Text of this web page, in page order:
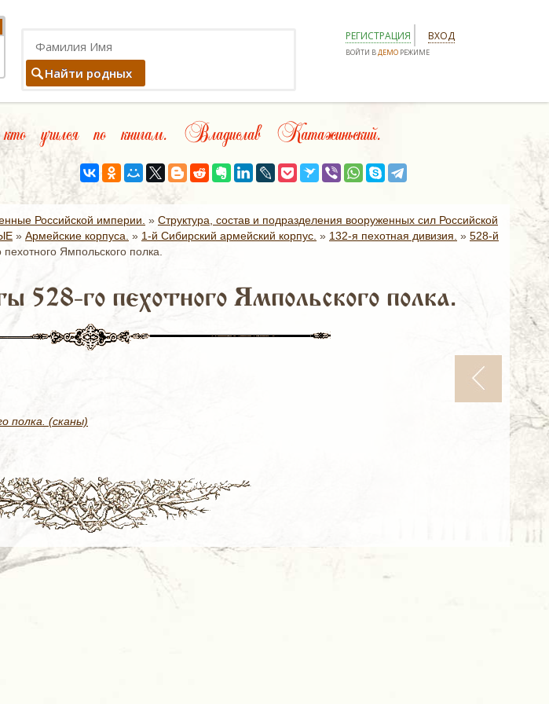
Найти родных
РЕГИСТРАЦИЯ ВХОД
ВОЙТИ ВДЕМО РЕЖИМЕ
учился по книгам. Владислав Катажиньский.
Российской империи. » Структура, состав и подразделения вооруженных сил Российской
» Армейские корпуса. » 1-й Сибирский армейский корпус. » 132-я пехотная дивизия. » 528-й
Ямпольского полка.
528-го пехотного Ямпольского полка.
полка. (сканы)